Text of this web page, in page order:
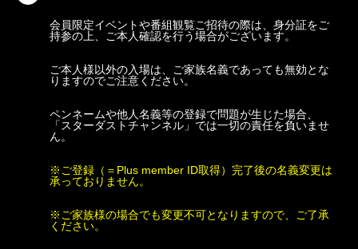
会員限定イベントや番組観覧ご招待の際は、身分証をご
持参の上、ご本人確認を行う場合がございます。
ご本人様以外の入場は、ご家族名義であっても無効とな
りますのでご注意ください。
ペンネームや他人名義等の登録で問題が生じた場合、
「スターダストチャンネル」では一切の責任を負いませ
ん。
※ご登録（＝Plus member ID取得）完了後の名義変更は
承っておりません。
※ご家族様の場合でも変更不可となりますので、ご了承
ください。